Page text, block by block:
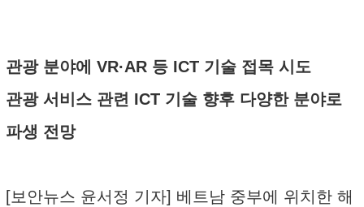
관광 분야에 VR·AR 등 ICT 기술 접목 시도
관광 서비스 관련 ICT 기술 향후 다양한 분야로
파생 전망
[보안뉴스 윤서정 기자] 베트남 중부에 위치한 해